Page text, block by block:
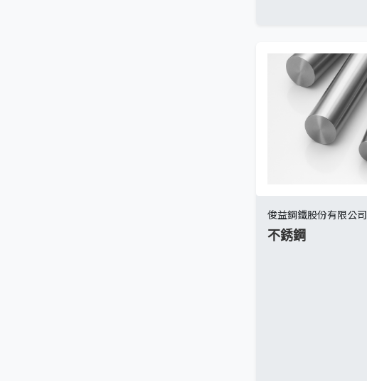
俊益鋼鐵股份有限公司
不銹鋼